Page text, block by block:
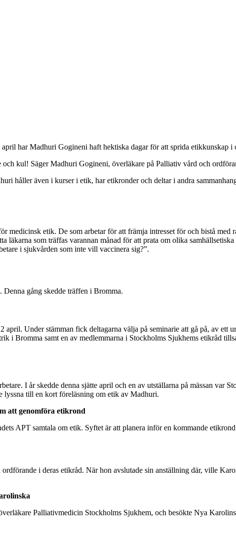
har Madhuri Gogineni haft hektiska dagar för att sprida etikkunskap i
och kul! Säger Madhuri Gogineni, överläkare på Palliativ vård och
håller även i kurser i etik, har etikronder och deltar i andra
medicinsk etik. De som arbetar för att främja intresset för och bistå
läkarna som träffas varannan månad för att prata om olika
i sjukvården som inte vill vaccinera sig?”.
Denna gång skedde träffen i Bromma.
april. Under stämman fick deltagarna välja på seminarie att gå på, av
i Bromma samt en av medlemmarna i Stockholms Sjukhems etikråd
I år skedde denna sjätte april och en av utställarna på mässan var
lyssna till en kort föreläsning om etik av Madhuri.
att genomföra etikrond
APT samtala om etik. Syftet är att planera inför en kommande
i deras etikråd. När hon avslutade sin anställning där, ville
Palliativmedicin Stockholms Sjukhem, och besökte Nya